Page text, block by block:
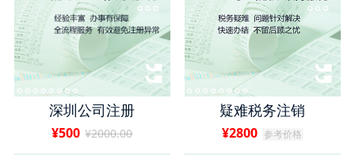
深圳公司注册
¥500 ¥2000.00
疑难税务注销
¥2800 参考价格